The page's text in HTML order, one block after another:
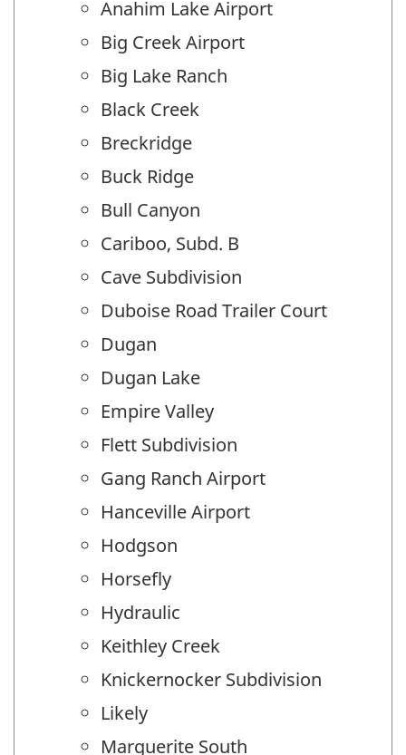
Anahim Lake Airport
Big Creek Airport
Big Lake Ranch
Black Creek
Breckridge
Buck Ridge
Bull Canyon
Cariboo, Subd. B
Cave Subdivision
Duboise Road Trailer Court
Dugan
Dugan Lake
Empire Valley
Flett Subdivision
Gang Ranch Airport
Hanceville Airport
Hodgson
Horsefly
Hydraulic
Keithley Creek
Knickernocker Subdivision
Likely
Marguerite South